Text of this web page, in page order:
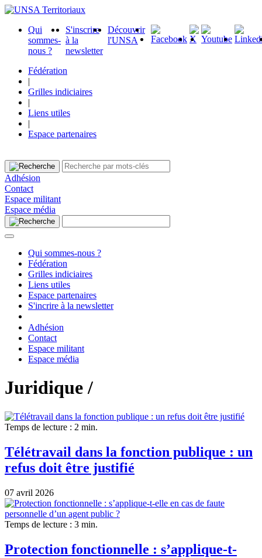
Qui
sommes-
nous ?
S'inscrire
à la
newsletter
Découvrir
l'UNSA
Fédération
|
Grilles indiciaires
|
Liens utiles
|
Espace partenaires
Adhésion
Contact
Espace militant
Espace média
Qui sommes-nous ?
Fédération
Grilles indiciaires
Liens utiles
Espace partenaires
S'incrire à la newsletter
Adhésion
Contact
Espace militant
Espace média
Juridique /
Temps de lecture : 2 min.
Télétravail dans la fonction publique : un
refus doit être justifié
07 avril 2026
Temps de lecture : 3 min.
Protection fonctionnelle : s’applique-t-